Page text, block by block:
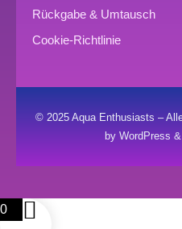
Rückgabe & Umtausch
Cookie-Richtlinie
© 2025 Aqua Enthusiasts –
by WordPress
0